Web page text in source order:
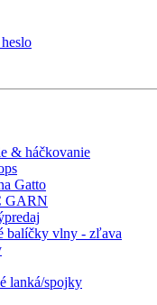
& háčkovanie
Gatto
GARN
balíčky vlny - zľava
lanká/spojky